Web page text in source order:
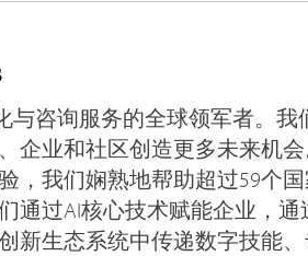
与咨询服务的全球领军者。
企业和社区创造更多未来机
，我们娴熟地帮助超过59个
通过AI核心技术赋能企业，
新生态系统中传递数字技能